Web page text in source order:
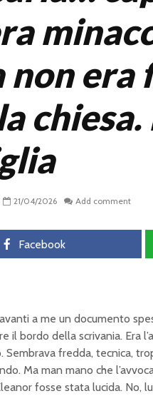
non era
chiesa.
21/04/2026 Add comment
Facebook
a me un documento
il bordo della scrivania. Era
Sembrava fredda, tecnica,
Ma man mano che
fosse stata lucida. No,